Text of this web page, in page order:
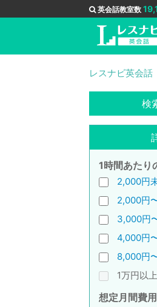
英会話教室数
レスナビ英会話
検
1時間あたり
2,000円
2,000円
3,000円
4,000円
8,000円
1万円以
想定月間費用